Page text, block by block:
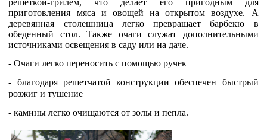
приготовления мяса и овощей на открытом воздухе. А
деревянная столешница легко превращает барбекю в
обеденный стол. Также очаги служат дополнительными
источниками освещения в саду или на даче.
- Очаги легко переносить с помощью ручек
- благодаря решетчатой конструкции обеспечен быстрый
розжиг и тушение
- камины легко очищаются от золы и пепла.